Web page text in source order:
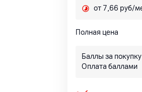
от 7,66 руб/
Полная цена
Баллы за
Оплата баллами